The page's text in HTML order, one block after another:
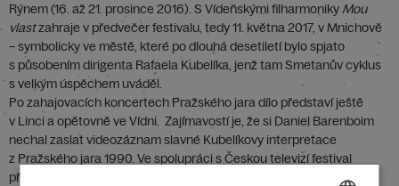
Rýnem (16. až 21. prosince 2016). S Vídeňskými filharmonikyMou
vlastzahraje v předvečer festivalu, tedy 11. května 2017, v Mnichově
– symbolicky ve městě, které po dlouhá desetiletí bylo spjato
s působením dirigenta Rafaela Kubelíka, jenž tam Smetanův cyklus
s velkým úspěchem uváděl.
Po zahajovacích koncertech Pražského jara dílo představí ještě
v Linci a opětovně ve Vídni. Zajímavostí je, že si Daniel Barenboim
nechal zaslat videozáznam slavné Kubelíkovy interpretace
z Pražského jara 1990. Ve spolupráci s Českou televizí festival
připravuje dokumentární film, který zachytí Barenboimovu cestu